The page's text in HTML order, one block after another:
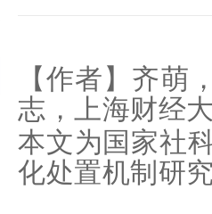
【作者 】 齐萌
志 ，上海财经
本文为国家社
化处置机制研